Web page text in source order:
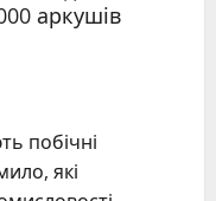
аркушів
побічні
які